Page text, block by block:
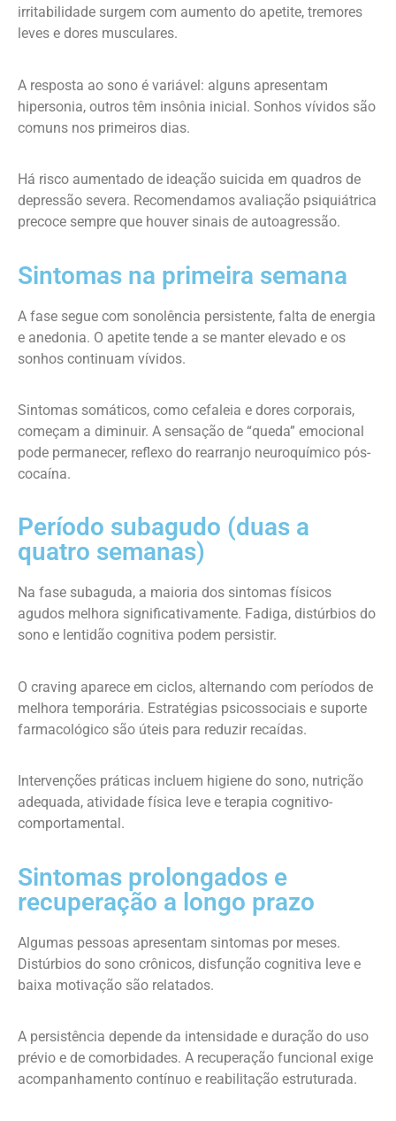
irritabilidade surgem com aumento do apetite, tremores
leves e dores musculares.
A resposta ao sono é variável: alguns apresentam
hipersonia, outros têm insônia inicial. Sonhos vívidos são
comuns nos primeiros dias.
Há risco aumentado de ideação suicida em quadros de
depressão severa. Recomendamos avaliação psiquiátrica
precoce sempre que houver sinais de autoagressão.
Sintomas na primeira semana
A fase segue com sonolência persistente, falta de energia
e anedonia. O apetite tende a se manter elevado e os
sonhos continuam vívidos.
Sintomas somáticos, como cefaleia e dores corporais,
começam a diminuir. A sensação de “queda” emocional
pode permanecer, reflexo do rearranjo neuroquímico pós-
cocaína.
Período subagudo (duas a
quatro semanas)
Na fase subaguda, a maioria dos sintomas físicos
agudos melhora significativamente. Fadiga, distúrbios do
sono e lentidão cognitiva podem persistir.
O craving aparece em ciclos, alternando com períodos de
melhora temporária. Estratégias psicossociais e suporte
farmacológico são úteis para reduzir recaídas.
Intervenções práticas incluem higiene do sono, nutrição
adequada, atividade física leve e terapia cognitivo-
comportamental.
Sintomas prolongados e
recuperação a longo prazo
Algumas pessoas apresentam sintomas por meses.
Distúrbios do sono crônicos, disfunção cognitiva leve e
baixa motivação são relatados.
A persistência depende da intensidade e duração do uso
prévio e de comorbidades. A recuperação funcional exige
acompanhamento contínuo e reabilitação estruturada.